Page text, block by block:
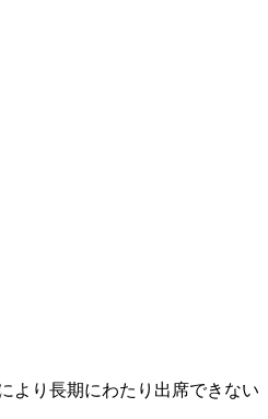
より長期にわたり出席できない